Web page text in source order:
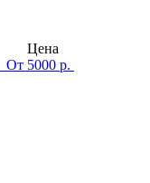
Цена
От 5000 р.